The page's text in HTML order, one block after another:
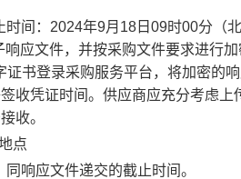
间： 2024年9月18 日 09时00分（
响应文件，并按采购文件要求进行
证书登录采购服务平台，将加密的
收凭证时间。供应商应充分考虑
收。
点
同响应文件递交的截止时间。